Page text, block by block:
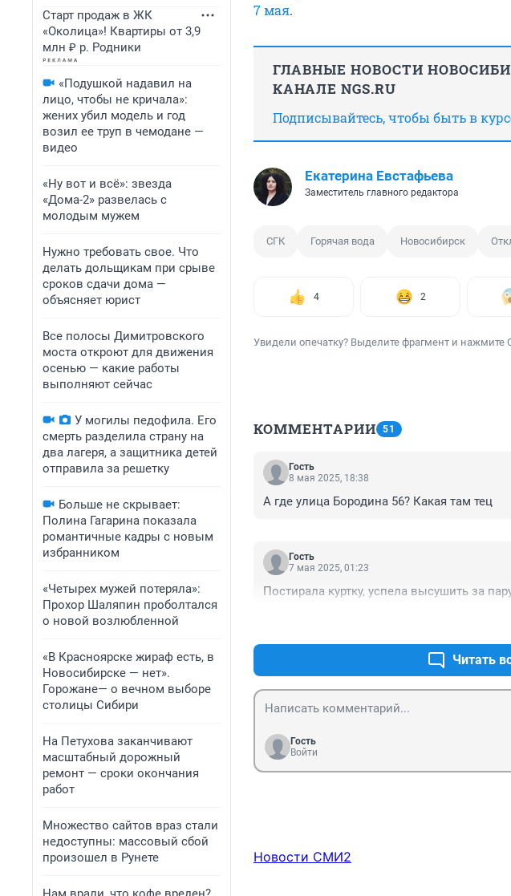
Старт продаж в ЖК
«Околица»! Квартиры от 3,9
млн ₽ р. Родники
«Подушкой надавил на
лицо, чтобы не кричала»:
жених убил модель и год
возил ее труп в чемодане —
видео
«Ну вот и всё»: звезда
«Дома-2» развелась с
молодым мужем
Нужно требовать свое. Что
делать дольщикам при срыве
сроков сдачи дома —
объясняет юрист
Все полосы Димитровского
моста откроют для движения
осенью — какие работы
выполняют сейчас
У могилы педофила. Его
смерть разделила страну на
два лагеря, а защитника детей
отправила за решетку
Больше не скрывает:
Полина Гагарина показала
романтичные кадры с новым
избранником
«Четырех мужей потеряла»:
Прохор Шаляпин проболтался
о новой возлюбленной
«В Красноярске жираф есть, в
Новосибирске — нет».
Горожане— о вечном выборе
столицы Сибири
На Петухова заканчивают
масштабный дорожный
ремонт — сроки окончания
работ
Множество сайтов враз стали
недоступны: массовый сбой
произошел в Рунете
7 мая.
ГЛАВНЫЕ НОВОСТИ
КАНАЛЕ NGS.RU
Подписывайтесь, чтобы быть в
Екатерина Евстафьева
Заместитель главного редактора
СГК Горячая вода Новосибирск
4 2
Увидели опечатку? Выделите фрагмент и нажмите
КОММЕНТАРИИ 51
Гость
8 мая 2025, 18:38
А где улица Бородина 56? Какая там тец
Гость
7 мая 2025, 01:23
Постирала куртку, успела высушить за
Читать
Гость
Войти
Новости СМИ2